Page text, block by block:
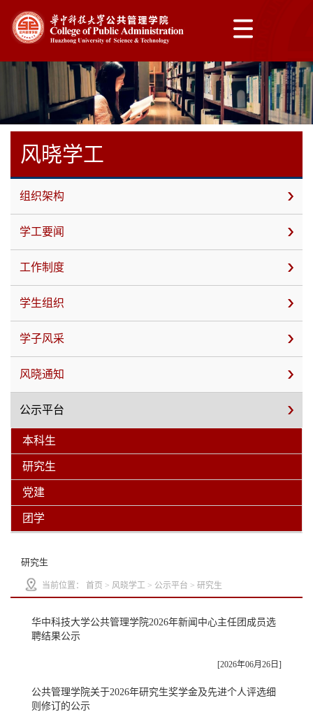
风晓学工
组织架构
学工要闻
工作制度
学生组织
学子风采
风晓通知
公示平台
本科生
研究生
党建
团学
研究生
当前位置： 首页 > 风晓学工 > 公示平台 > 研究生
华中科技大学公共管理学院2026年新闻中心主任团成员选
聘结果公示
[2026年06月26日]
公共管理学院关于2026年研究生奖学金及先进个人评选细
则修订的公示